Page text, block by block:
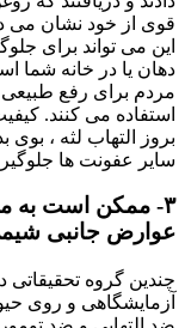
قوی از خود نشان می دهد.
این می تواند برای
دهان یا در خانه شما
مردم برای رفع
استفاده می کنند.
بروز التهاب لثه ،
سایر عفونت ها
۳- ممکن است به
عوارض جانبی
چندین گروه تحقیقاتی
آزمایشگاهی و روی